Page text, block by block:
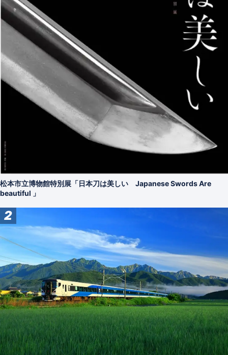
松本市立博物館特別展「日本刀は美しい Japanese Swords Are
beautiful 」
2